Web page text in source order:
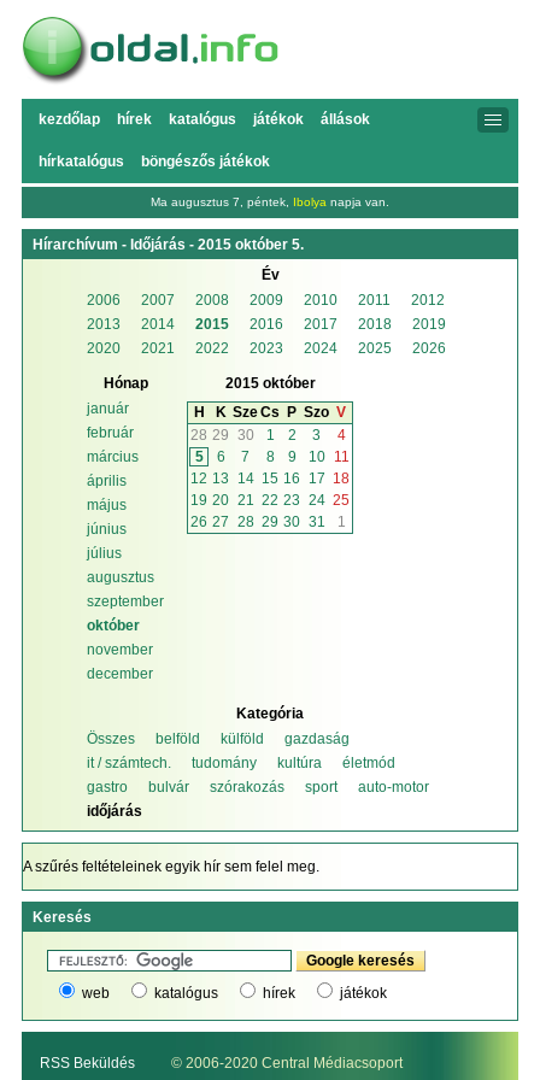
kezdőlap hírek katalógus játékok állások
hírkatalógus böngészős játékok
Ma augusztus 7, péntek, Ibolya napja van.
Hírarchívum - Időjárás - 2015 október 5.
Év
2006
2007 2008 2009 2010 2011
2012
2013
2014 2015 2016 2017 2018
2019
2020
2021 2022 2023 2024 2025 2026
Hónap
január
február
március
április
május
június
július
augusztus
szeptember
október
november
december
2015 október
H
K SzeCs P Szo V
28 29 30 1 2 3
4
5
6 7 8 9 10
11
12 13 14 15 16 17 18
19 20 21 22 23 24 25
26 27 28 29 30 31 1
Kategória
Összes
belföld külföld
gazdaság
it / számtech.
tudomány kultúra
életmód
gastro
bulvár szórakozás sport
auto-motor
időjárás
A szűrés feltételeinek egyik hír sem felel meg.
Keresés
web katalógus hírek játékok
RSS Beküldés © 2006-2020 Central Médiacsoport